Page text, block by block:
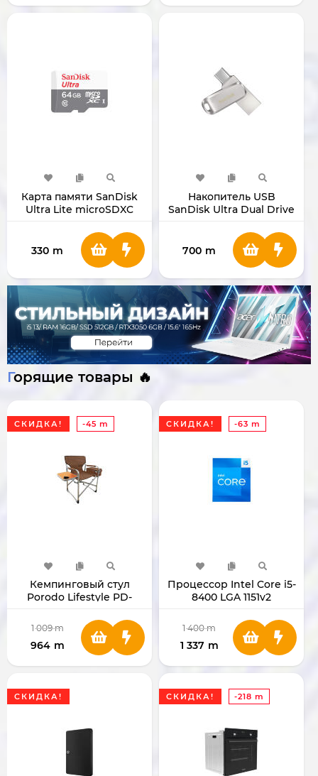
Карта памяти SanDisk
Ultra Lite microSDXC
330 m
Накопитель USB
SanDisk Ultra Dual Drive
700 m
Горящие товары 🔥
СКИДКА! -45 m
Кемпинговый стул
Porodo Lifestyle PD-
1 009 m
964 m
СКИДКА! -63 m
Процессор Intel Core i5-
8400 LGA 1151v2
1 400 m
1 337 m
СКИДКА! СКИДКА! -218 m